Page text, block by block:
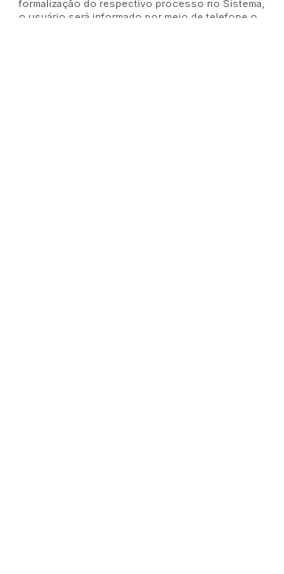
formalização do respectivo processo no Sistema,
o usuário será informado por meio de telefone o